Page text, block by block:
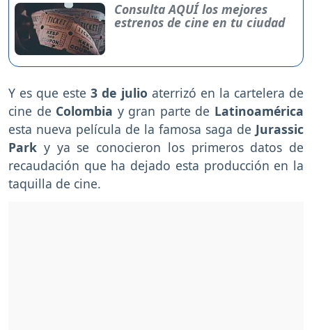
Consulta AQUÍ los mejores
estrenos de cine en tu ciudad
Y es que este3 de julio aterrizó en la cartelera de
cine de Colombia y gran parte de Latinoamérica
esta nueva película de la famosa saga de Jurassic
Park y ya se conocieron los primeros datos de
recaudación que ha dejado esta producción en la
taquilla de cine.